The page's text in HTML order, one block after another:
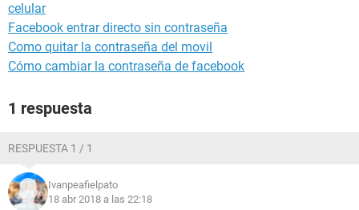
celular
Facebook entrar directo sin contraseña
Como quitar la contraseña del movil
Cómo cambiar la contraseña de facebook
1 respuesta
RESPUESTA 1 / 1
Ivanpeafielpato
18 abr 2018 a las 22:18